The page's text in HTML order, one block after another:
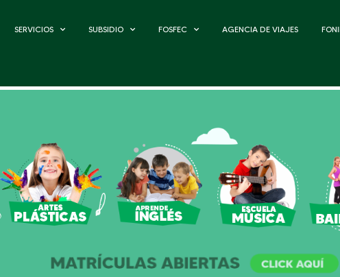
SERVICIOS SUBSIDIO FOSFEC AGENCIA DE VIAJES